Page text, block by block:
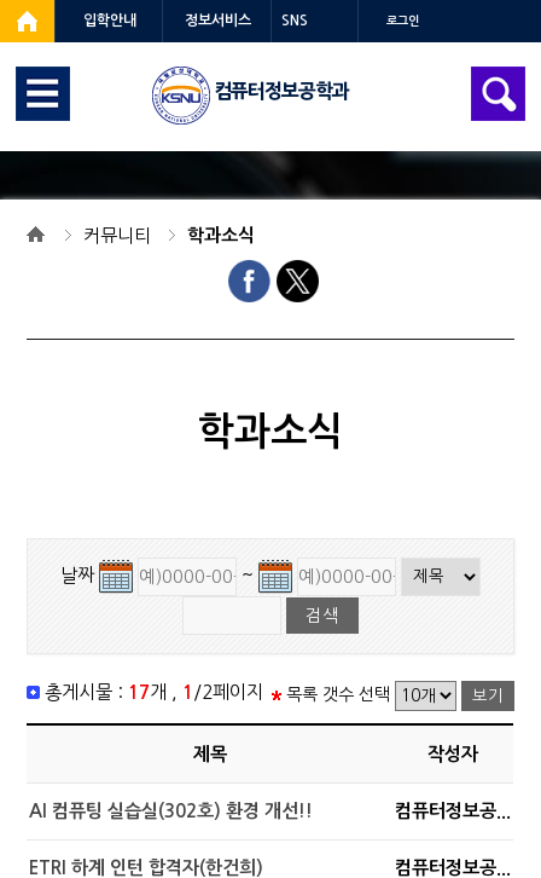
입학안내 정보서비스 SNS 로그인
컴퓨터정보공학과
커뮤니티 학과소식
학과소식
날짜 ~
총게시물 : 17 개 , 1 /2페이지 목록 갯수 선택
제목 작성자
AI 컴퓨팅 실습실(302호) 환경 개선!! 컴퓨터정보공...
ETRI 하계 인턴 합격자(한건희) 컴퓨터정보공...